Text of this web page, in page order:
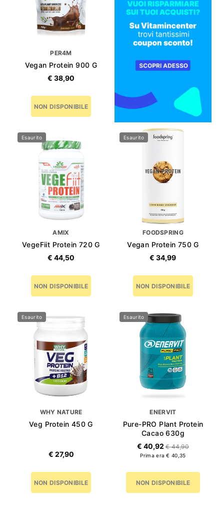
PER4M
Vegan Protein 900 G
€ 38,90
Chocolate
Vanilla
NON DISPONIBILE
Esaurito
AMIX
VegeFiit Protein 720 G
€ 44,50
Gusto
Doppio Cioccolato
NON DISPONIBILE
Esaurito
FOODSPRING
Vegan Protein 750 G
€ 34,99
Cookie Dough
Vaniglia
NON DISPONIBILE
Esaurito
WHY NATURE
Veg Protein 450 G
€ 27,90
NON DISPONIBILE
Esaurito
ENERVIT
Pure-PRO Plant Protein
Cacao 630g
€ 40,92 € 44,90
Prima era € 40,35
NON DISPONIBILE